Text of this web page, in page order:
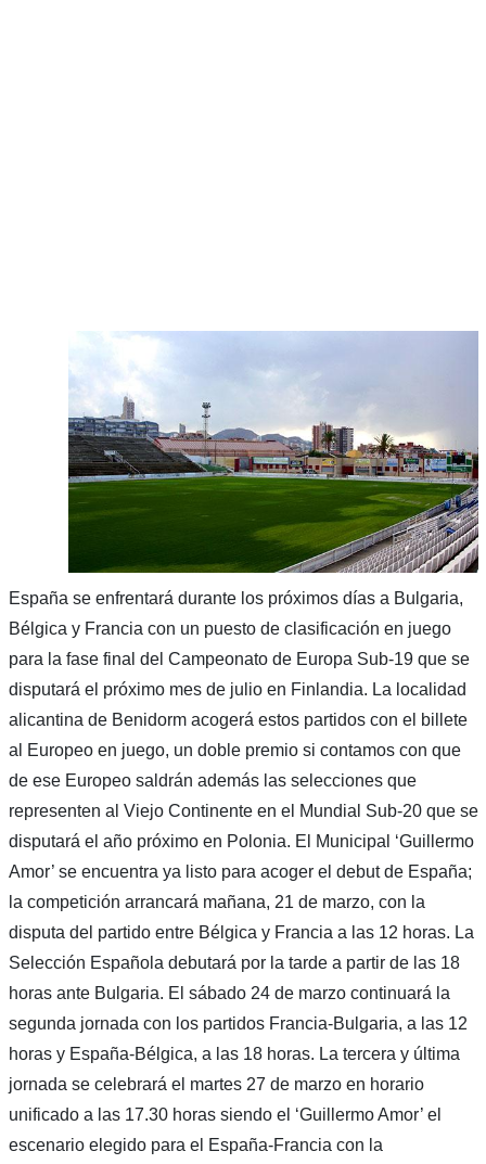
España se enfrentará durante los próximos días a Bulgaria,
Bélgica y Francia con un puesto de clasificación en juego
para la fase final del Campeonato de Europa Sub-19 que se
disputará el próximo mes de julio en Finlandia. La localidad
alicantina de Benidorm acogerá estos partidos con el billete
al Europeo en juego, un doble premio si contamos con que
de ese Europeo saldrán además las selecciones que
representen al Viejo Continente en el Mundial Sub-20 que se
disputará el año próximo en Polonia. El Municipal ‘Guillermo
Amor’ se encuentra ya listo para acoger el debut de España;
la competición arrancará mañana, 21 de marzo, con la
disputa del partido entre Bélgica y Francia a las 12 horas. La
Selección Española debutará por la tarde a partir de las 18
horas ante Bulgaria. El sábado 24 de marzo continuará la
segunda jornada con los partidos Francia-Bulgaria, a las 12
horas y España-Bélgica, a las 18 horas. La tercera y última
jornada se celebrará el martes 27 de marzo en horario
unificado a las 17.30 horas siendo el ‘Guillermo Amor’ el
escenario elegido para el España-Francia con la